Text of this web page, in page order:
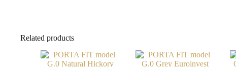
Related products